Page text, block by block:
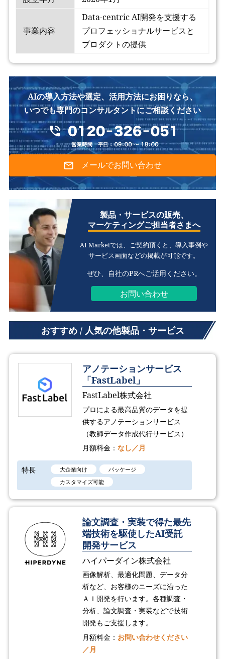
事業内容
Data-centric AI開発を支援する
プロフェッショナルサービスと
プロダクトの提供
AIの導入方法や選定、活用方法にお困りなら、
いつでも専門のコンサルタントにご相談ください
メールでお問い合わせ
製品・サービスの販売、
マーケティングご担当者さまへ
AI Marketでは、ご契約頂くと、導入事例や
サービス画面などの掲載が可能です。
ぜひ、自社のPRへご活用ください。
お問い合わせ
おすすめ / 人気の他製品・サービス
アノテーションサービス
「FastLabel」
FastLabel株式会社
プロによる最高品質のデータを提
供するアノテーションサービス
（教師データ作成代行サービス）
月額料金： なし／月
特長 大企業向け
パッケージ
カスタマイズ可能
論文調査・実装で得た最先
端技術を駆使したAI受託
開発サービス
ハイパーダイン株式会社
画像解析、最適化問題、データ分
析など、お客様のニーズに沿った
ＡＩ開発を行います。各種調査・
分析、論文調査・実装などで技術
開発もご支援します。
月額料金： お問い合わせください
／月